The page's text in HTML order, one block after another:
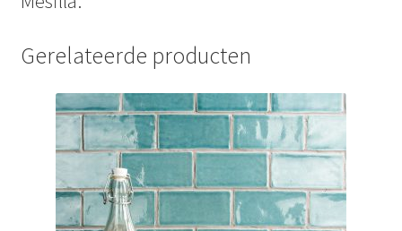
Gerelateerde producten